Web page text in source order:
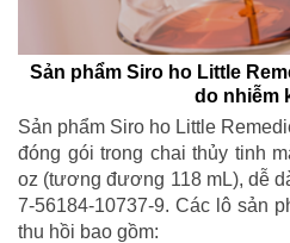
Sản phẩm Siro ho Little
do nhiễm
Sản phẩm Siro ho Little
đóng gói trong chai thủy tinh
oz (tương đương 118 mL), dễ
7-56184-10737-9. Các lô sản
thu hồi bao gồm: